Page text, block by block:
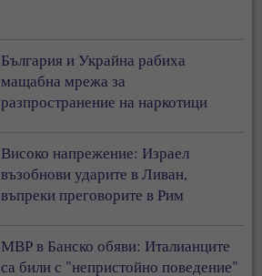
България и Украйна рабиха
мащабна мрежа за
разпространение на наркотици
Високо напрежение: Израел
възобнови ударите в Ливан,
въпреки преговорите в Рим
МВР в Банско обяви: Италианците
са били с "непристойно поведение"